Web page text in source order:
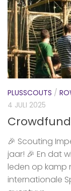
PLUSSCOUTS /
4 JULI 2025
🎉 Scouting
jaar! 🎉 En dat
leden op
internationale